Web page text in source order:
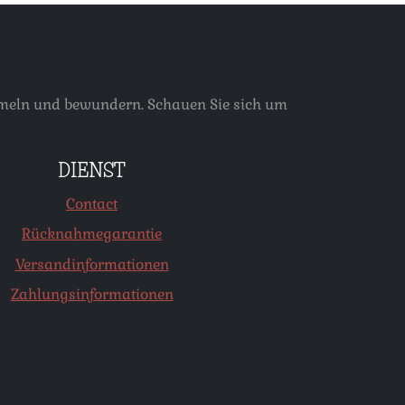
und bewundern. Schauen Sie sich um
DIENST
Contact
Rücknahmegarantie
Versandinformationen
Zahlungsinformationen